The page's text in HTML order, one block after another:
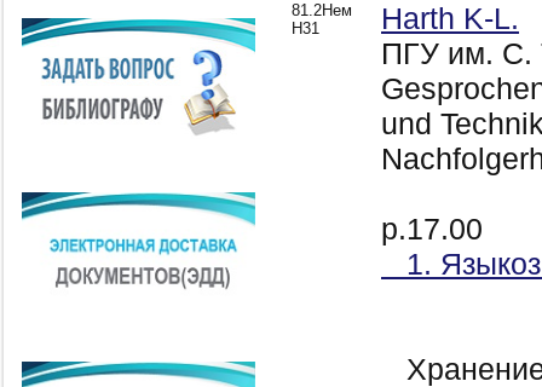
81.2Нем
H31
Harth K-L.
ПГУ им. С.
und
р.17.00
1.